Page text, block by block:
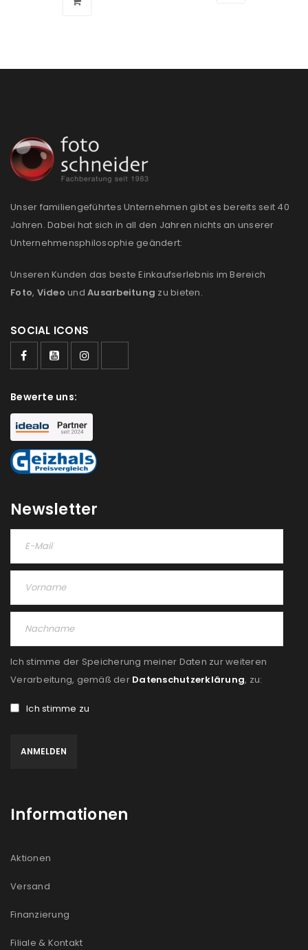
Unser familiengeführtes Unternehmen gibt es bereits seit 40
Jahren. Dabei hat sich in all den Jahren nichts an unserer
Unternehmensphilosophie geändert:
Unseren Kunden das beste Einkaufserlebnis im Bereich
Foto, Video und Ausarbeitung zu bieten.
SOCIAL ICONS
Bewerte uns:
Newsletter
Ich stimme der Speicherung meiner Daten zur weiteren
Verarbeitung, gemäß der Datenschutzerklärung, zu:
Ich stimme zu
Informationen
Aktionen
Versand
Finanzierung
Filiale & Kontakt